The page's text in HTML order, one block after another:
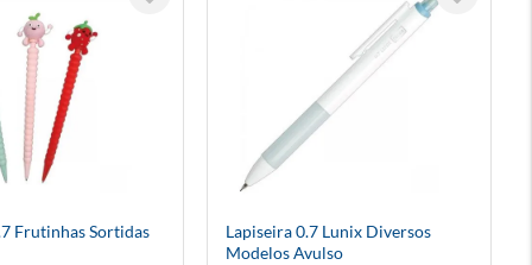
Frutinhas Sortidas
Lapiseira 0.7 Lunix Diversos
Modelos Avulso